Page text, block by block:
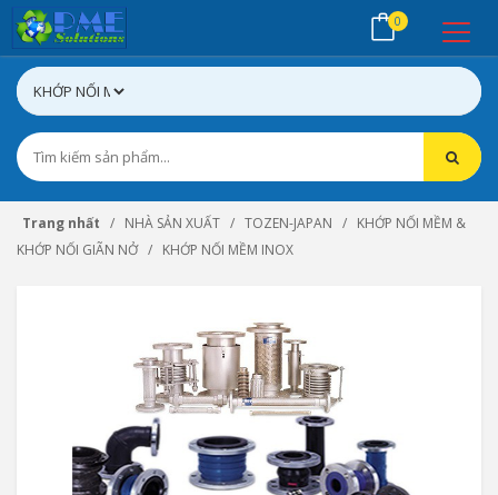
0
Trang nhất NHÀ SẢN XUẤT TOZEN-JAPAN
KHỚP NỐI MỀM &
KHỚP NỐI GIÃN NỞ
KHỚP NỐI MỀM INOX